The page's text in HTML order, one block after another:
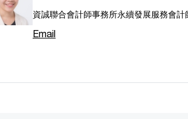
資誠聯合會計師事務所永續發展服務會計
Email